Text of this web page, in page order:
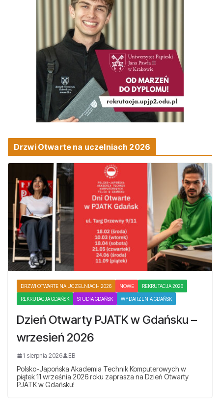
Drzwi Otwarte na uczelniach 2026
DRZWI OTWARTE NA UCZELNIACH 2026 NOWE REKRUTACJA 2026
REKRUTACJA GDAŃSK STUDIA GDAŃSK WYDARZENIA GDAŃSK
Dzień Otwarty PJATK w Gdańsku –
wrzesień 2026
1 sierpnia 2026 EB
Polsko-Japońska Akademia Technik Komputerowych w
piątek 11 września 2026 roku zaprasza na Dzień Otwarty
PJATK w Gdańsku!